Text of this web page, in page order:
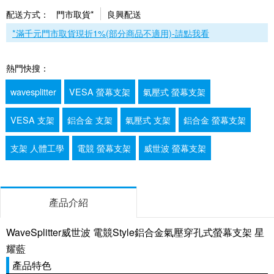
配送方式： 門市取貨*
良興配送
*滿千元門市取貨現折1%(部分商品不適用)-請點我看
熱門快搜：
wavesplitter
VESA 螢幕支架 氣壓式 螢幕支架
VESA 支架 鋁合金 支架 氣壓式 支架 鋁合金 螢幕支架
支架 人體工學 電競 螢幕支架 威世波 螢幕支架
產品介紹
WaveSplitter威世波 電競Style鋁合金氣壓穿孔式螢幕支架 星
耀藍
產品特色